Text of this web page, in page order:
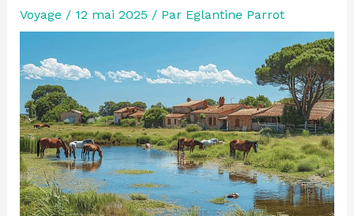
Voyage / 12 mai 2025 / Par Eglantine Parrot